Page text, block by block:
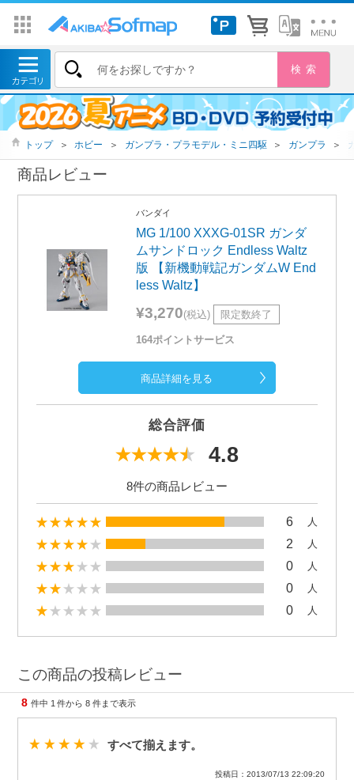
トップ ＞ ホビー ＞ ガンプラ・プラモデル・ミニ四駆 ＞ ガンプラ ＞
商品レビュー
バンダイ
MG 1/100 XXXG-01SR ガンダ
ムサンドロック Endless Waltz
版 【新機動戦記ガンダムW End
less Waltz】
¥3,270(税込) 限定数終了
164ポイントサービス
商品詳細を見る
総合評価
4.8
8件の商品レビュー
6 人
2 人
0 人
0 人
0 人
この商品の投稿レビュー
8 件中 1 件から 8 件まで表示
すべて揃えます。
投稿日：2013/07/13 22:09:20